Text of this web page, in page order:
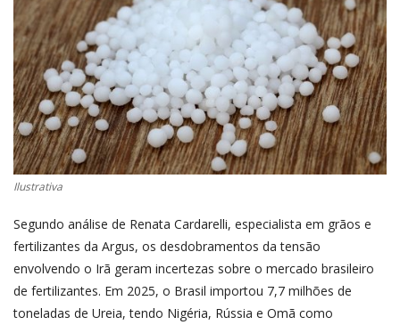
CONECTE-SE
REGISTO
Ilustrativa
Segundo análise de Renata Cardarelli, especialista em grãos e
fertilizantes da Argus, os desdobramentos da tensão
envolvendo o Irã geram incertezas sobre o mercado brasileiro
de fertilizantes. Em 2025, o Brasil importou 7,7 milhões de
toneladas de Ureia, tendo Nigéria, Rússia e Omã como